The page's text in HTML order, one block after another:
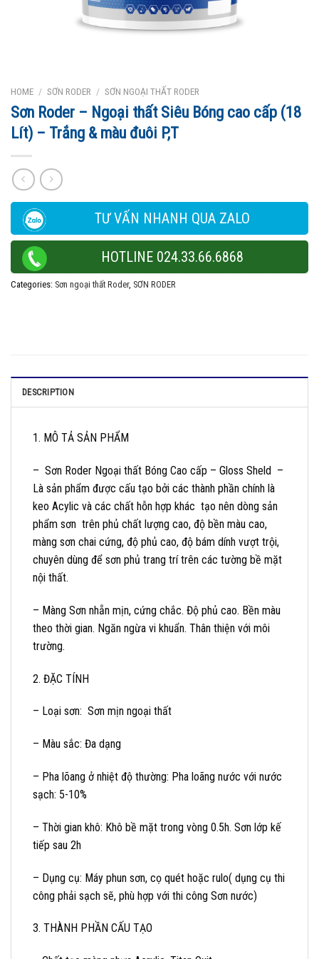
HOME / SƠN RODER / SƠN NGOẠI THẤT RODER
Sơn Roder – Ngoại thất Siêu Bóng cao cấp (18
Lít) – Trắng & màu đuôi P,T
TƯ VẤN NHANH QUA ZALO
HOTLINE 024.33.66.6868
Categories: Sơn ngoại thất Roder, SƠN RODER
DESCRIPTION
1. MÔ TẢ SẢN PHẨM
– Sơn Roder Ngoại thất Bóng Cao cấp – Gloss Sheld –
Là sản phẩm được cấu tạo bởi các thành phần chính là
keo Acylic và các chất hỗn hợp khác tạo nên dòng sản
phẩm sơn trên phủ chất lượng cao, độ bền màu cao,
màng sơn chai cứng, độ phủ cao, độ bám dính vượt trội,
chuyên dùng để sơn phủ trang trí trên các tường bề mặt
nội thất.
– Màng Sơn nhẵn mịn, cứng chắc. Độ phủ cao. Bền màu
theo thời gian. Ngăn ngừa vi khuẩn. Thân thiện với môi
trường.
2. ĐẶC TÍNH
– Loại sơn: Sơn mịn ngoại thất
– Màu sắc: Đa dạng
– Pha lõang ở nhiệt độ thường: Pha loãng nước với nước
sạch: 5-10%
– Thời gian khô: Khô bề mặt trong vòng 0.5h. Sơn lớp kế
tiếp sau 2h
– Dụng cụ: Máy phun sơn, cọ quét hoặc rulo( dụng cụ thi
công phải sạch sẽ, phù hợp với thi công Sơn nước)
3. THÀNH PHẦN CẤU TẠO